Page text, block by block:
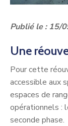
Publié le : 15/
Une
Pour cette
accessible aux
espaces de
opérationnels :
seconde phase.